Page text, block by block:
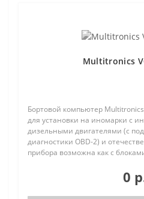
Multitronics
Бортовой компьютер
для установки на иномарки с
дизельными двигателями (с
диагностики OBD-2) и
прибора возможна как с
0